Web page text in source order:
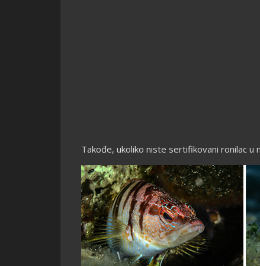
Takođe, ukoliko niste sertifikovani ronilac u